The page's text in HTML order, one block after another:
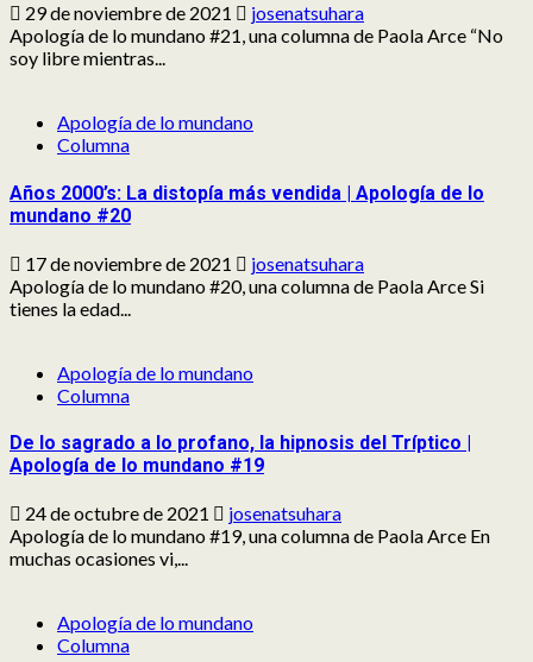
29 de noviembre de 2021
josenatsuhara
Apología de lo mundano #21, una columna de Paola Arce “No
soy libre mientras...
Apología de lo mundano
Columna
Años 2000’s: La distopía más vendida | Apología de lo
mundano #20
17 de noviembre de 2021
josenatsuhara
Apología de lo mundano #20, una columna de Paola Arce Si
tienes la edad...
Apología de lo mundano
Columna
De lo sagrado a lo profano, la hipnosis del Tríptico |
Apología de lo mundano #19
24 de octubre de 2021
josenatsuhara
Apología de lo mundano #19, una columna de Paola Arce En
muchas ocasiones vi,...
Apología de lo mundano
Columna